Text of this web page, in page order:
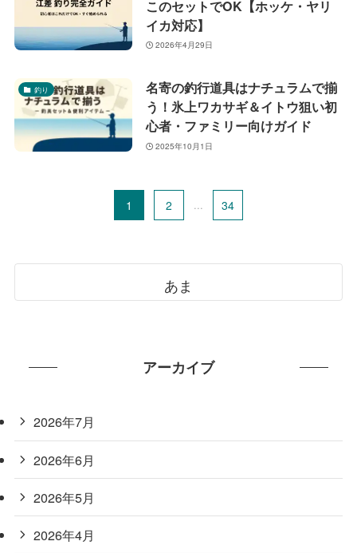
このセットでOK【ホッケ・ヤリ
イカ対応】
2026年4月29日
釣り
名寄の釣行道具はナチュラムで揃
う！氷上ワカサギ＆イトウ狙い初
心者・ファミリー向けガイド
2025年10月1日
1 2 ... 34
あま
アーカイブ
2026年7月
2026年6月
2026年5月
2026年4月